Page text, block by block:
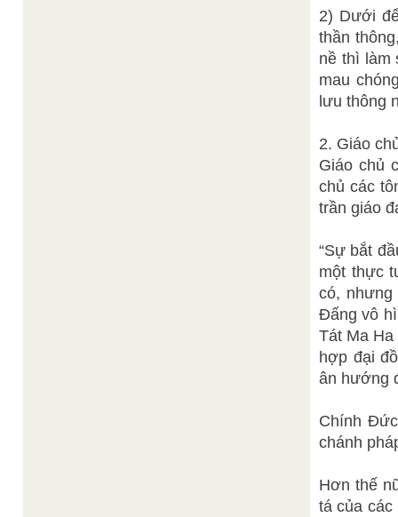
2) Dưới
thần
nề thì làm
mau
lưu thông
2. Giáo
Giáo chủ
chủ các
trần giáo
“Sự bắt
một thực
có,
Đấng vô
Tát Ma
hợp đại
ân hướng
Chính
chánh
Hơn thế
tá của các